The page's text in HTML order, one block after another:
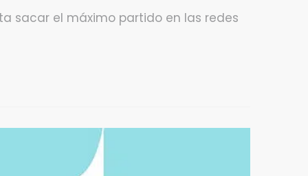
sacar el máximo partido en las redes